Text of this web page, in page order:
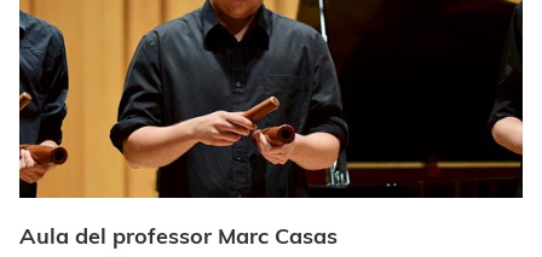
Aula del professor Marc Casas